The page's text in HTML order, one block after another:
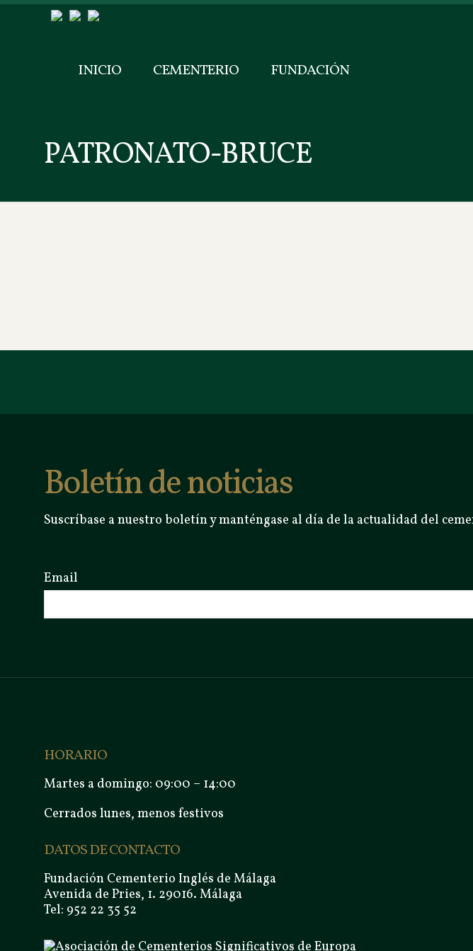
INICIO CEMENTERIO FUNDACIÓN
PATRONATO-BRUCE
Boletín de noticias
Suscríbase a nuestro boletín y manténgase al día de la actualidad del
Email
HORARIO
Martes a domingo: 09:00 – 14:00
Cerrados lunes, menos festivos
DATOS DE CONTACTO
Fundación Cementerio Inglés de Málaga
Avenida de Pries, 1. 29016. Málaga
Tel: 952 22 35 52